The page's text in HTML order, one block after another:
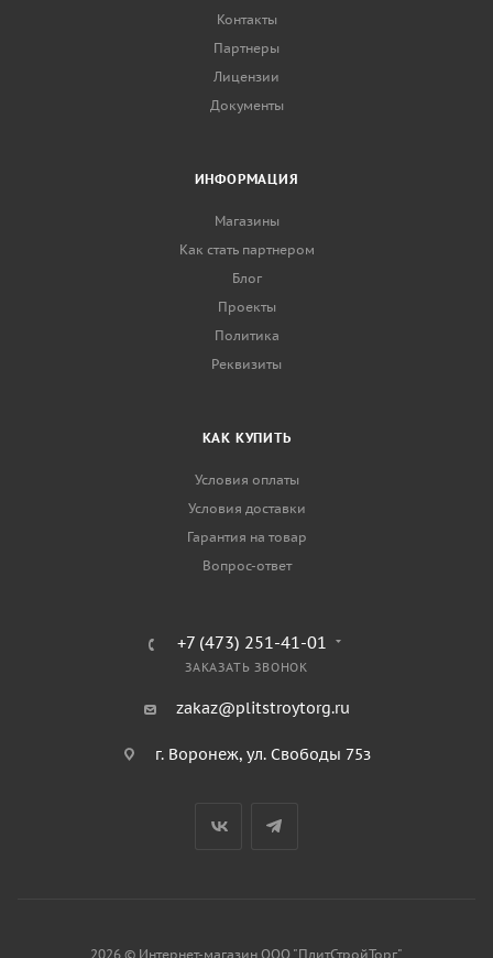
Контакты
Партнеры
Лицензии
Документы
ИНФОРМАЦИЯ
Магазины
Как стать партнером
Блог
Проекты
Политика
Реквизиты
КАК КУПИТЬ
Условия оплаты
Условия доставки
Гарантия на товар
Вопрос-ответ
+7 (473) 251-41-01
ЗАКАЗАТЬ ЗВОНОК
zakaz@plitstroytorg.ru
г. Воронеж, ул. Свободы 75з
2026 © Интернет-магазин ООО "ПлитСтройТорг"